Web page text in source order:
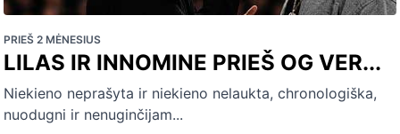
PRIEŠ 2 MĖNESIUS
LILAS IR INNOMINE PRIEŠ OG VER...
Niekieno neprašyta ir niekieno nelaukta, chronologiška,
nuodugni ir nenuginčijam...